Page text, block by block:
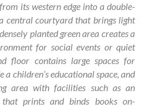
its western edge into a double-
central courtyard that brings light
planted green area creates a
for social events or quiet
floor contains large spaces for
a children’s educational space, and
area with facilities such as an
that prints and binds books on-